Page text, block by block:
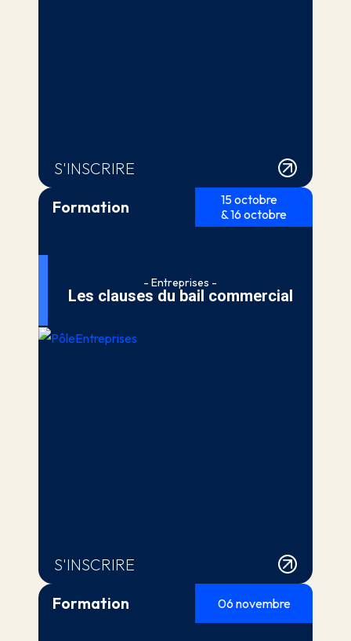
S'INSCRIRE
Formation
15 octobre
& 16 octobre
- Entreprises -
Les clauses du bail commercial
S'INSCRIRE
Formation
06 novembre